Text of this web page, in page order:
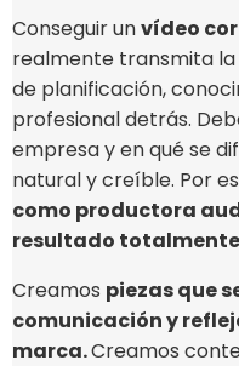
Conseguir unvídeo
realmente transmita
de planificación,
profesional detrás.
empresa y en qué se
natural y creíble. Por
como productora
resultado
Creamos piezas que
comunicación y
marca.Creamos